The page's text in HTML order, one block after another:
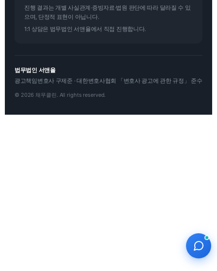
진행 결과는 개별 사실관계·증빙자료·법원 판단에 따라 달라질 수 있
으며, 단정적 표현이 아닙니다.
1:1 상담은 법무법인 서앤율에서 직접 진행합니다.
법무법인 서앤율
광고책임변호사 구제준 · 대한변호사협회 「변호사 광고에 관한 규정」 준수
© 2026 채무클린. All rights reserved.